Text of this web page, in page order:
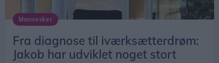
Mennesker
Fra diagnose til iværksætterdrøm:
Jakob har udviklet noget stort